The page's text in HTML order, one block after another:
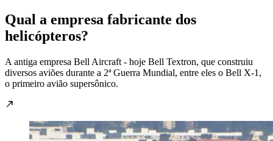
Qual a empresa fabricante dos
helicópteros?
A antiga empresa Bell Aircraft - hoje Bell Textron, que construiu
diversos aviões durante a 2ª Guerra Mundial, entre eles o Bell X-1,
o primeiro avião supersônico.